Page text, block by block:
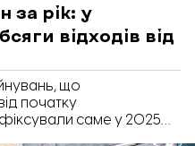
за рік: у
відходів від
що
початку
саме у 2025